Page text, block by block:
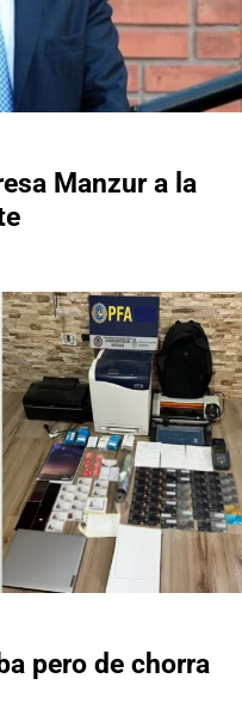
Manzur a la
pero de chorra